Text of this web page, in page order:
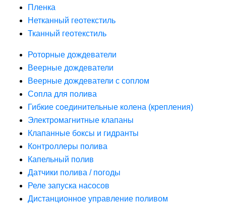
Пленка
Нетканный геотекстиль
Тканный геотекстиль
Роторные дождеватели
Веерные дождеватели
Веерные дождеватели с соплом
Сопла для полива
Гибкие соединительные колена (крепления)
Электромагнитные клапаны
Клапанные боксы и гидранты
Контроллеры полива
Капельный полив
Датчики полива / погоды
Реле запуска насосов
Дистанционное управление поливом